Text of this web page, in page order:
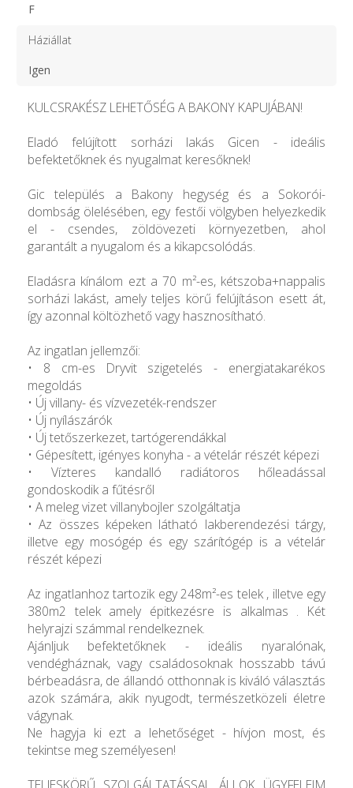
F
Háziállat
Igen
KULCSRAKÉSZ LEHETŐSÉG A BAKONY KAPUJÁBAN!
Eladó felújított sorházi lakás Gicen - ideális
befektetőknek és nyugalmat keresőknek!
Gic település a Bakony hegység és a Sokorói-
dombság ölelésében, egy festői völgyben helyezkedik
el - csendes, zöldövezeti környezetben, ahol
garantált a nyugalom és a kikapcsolódás.
Eladásra kínálom ezt a 70 m²-es, kétszoba+nappalis
sorházi lakást, amely teljes körű felújításon esett át,
így azonnal költözhető vagy hasznosítható.
Az ingatlan jellemzői:
• 8 cm-es Dryvit szigetelés - energiatakarékos
megoldás
• Új villany- és vízvezeték-rendszer
• Új nyílászárók
• Új tetőszerkezet, tartógerendákkal
• Gépesített, igényes konyha - a vételár részét képezi
• Vízteres kandalló radiátoros hőleadással
gondoskodik a fűtésről
• A meleg vizet villanybojler szolgáltatja
• Az összes képeken látható lakberendezési tárgy,
illetve egy mosógép és egy szárítógép is a vételár
részét képezi
Az ingatlanhoz tartozik egy 248m²-es telek , illetve egy
380m2 telek amely épitkezésre is alkalmas . Két
helyrajzi számmal rendelkeznek.
Ajánljuk befektetőknek - ideális nyaralónak,
vendégháznak, vagy családosoknak hosszabb távú
bérbeadásra, de állandó otthonnak is kiváló választás
azok számára, akik nyugodt, természetközeli életre
vágynak.
Ne hagyja ki ezt a lehetőséget - hívjon most, és
tekintse meg személyesen!
TELJESKÖRŰ SZOLGÁLTATÁSSAL ÁLLOK ÜGYFELEIM